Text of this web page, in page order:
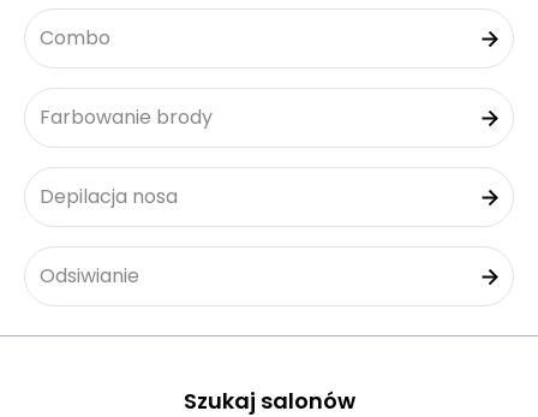
Combo
Farbowanie brody
Depilacja nosa
Odsiwianie
Szukaj salonów